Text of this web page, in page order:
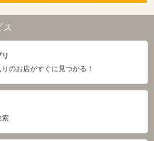
のお店がすぐに見つかる！
索